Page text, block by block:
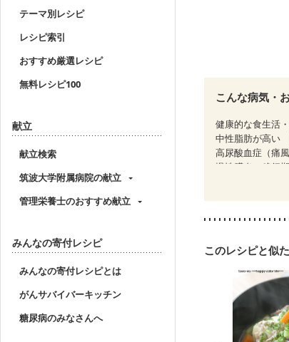
テーマ別レシピ
レシピ索引
おすすめ厳選レシピ
無料レシピ100
献立
献立検索
筑波大学附属病院の献立
管理栄養士のおすすめ献立
みんなの寄付レシピ
みんなの寄付レシピとは
がんサバイバーキッチン
糖尿病のみなさんへ
こんな病気・
健康的な食生活
中性脂肪が高い
高尿酸血症（痛風
慢性膵炎（移行
飲み込みにくい
産後（母乳）
このレシピと似